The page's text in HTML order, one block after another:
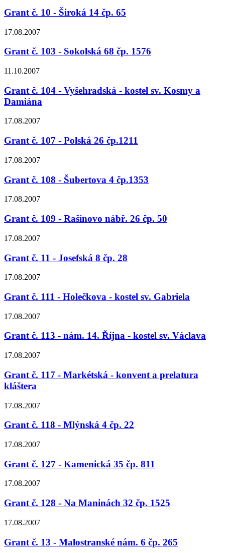
Grant č. 10 - Široká 14 čp. 65
17.08.2007
Grant č. 103 - Sokolská 68 čp. 1576
11.10.2007
Grant č. 104 - Vyšehradská - kostel sv. Kosmy a
Damiána
17.08.2007
Grant č. 107 - Polská 26 čp.1211
17.08.2007
Grant č. 108 - Šubertova 4 čp.1353
17.08.2007
Grant č. 109 - Rašínovo nábř. 26 čp. 50
17.08.2007
Grant č. 11 - Josefská 8 čp. 28
17.08.2007
Grant č. 111 - Holečkova - kostel sv. Gabriela
17.08.2007
Grant č. 113 - nám. 14. Října - kostel sv. Václava
17.08.2007
Grant č. 117 - Markétská - konvent a prelatura
kláštera
17.08.2007
Grant č. 118 - Mlýnská 4 čp. 22
17.08.2007
Grant č. 127 - Kamenická 35 čp. 811
17.08.2007
Grant č. 128 - Na Maninách 32 čp. 1525
17.08.2007
Grant č. 13 - Malostranské nám. 6 čp. 265